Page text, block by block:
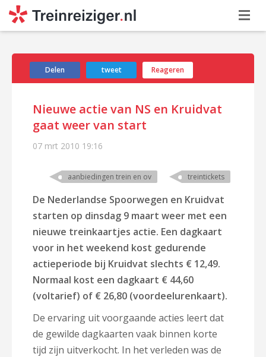
Delen tweet Reageren
Nieuwe actie van NS en Kruidvat
gaat weer van start
07 mrt 2010 19:16
aanbiedingen trein en ov treintickets
De Nederlandse Spoorwegen en Kruidvat
starten op dinsdag 9 maart weer met een
nieuwe treinkaartjes actie. Een dagkaart
voor in het weekend kost gedurende
actieperiode bij Kruidvat slechts € 12,49.
Normaal kost een dagkaart € 44,60
(voltarief) of € 26,80 (voordeelurenkaart).
De ervaring uit voorgaande acties leert dat
de gewilde dagkaarten vaak binnen korte
tijd zijn uitverkocht. In het verleden was de